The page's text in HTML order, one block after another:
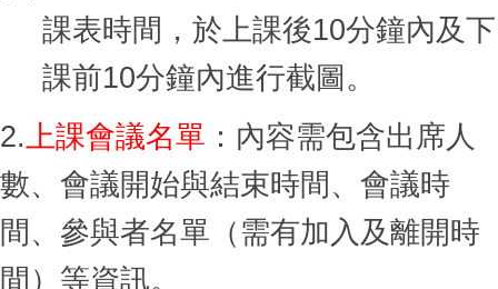
課表時間，於上課後10分鐘內及下
課前10分鐘內進行截圖。
2.上課會議名單 ：內容需包含出席人
數、會議開始與結束時間、會議時
間、參與者名單（需有加入及離開時
間）等資訊。